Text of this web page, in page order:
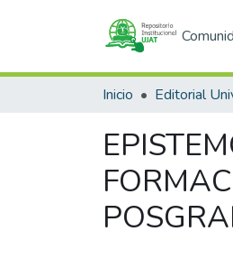
Inicio Editorial